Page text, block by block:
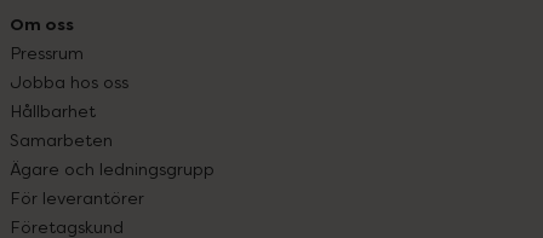
Om oss
Pressrum
Jobba hos oss
Hållbarhet
Samarbeten
Ägare och ledningsgrupp
För leverantörer
Företagskund